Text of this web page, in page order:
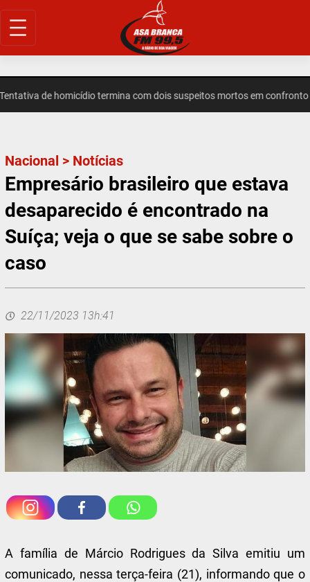
Pular
para
de homicídio termina com dois suspeitos mortos em confronto
Nacional > Notícias
Empresário brasileiro que estava
desaparecido é encontrado na
Suíça; veja o que se sabe sobre o
caso
22/11/2023 13h:41
A família de Márcio Rodrigues da Silva emitiu um
comunicado, nessa terça-feira (21), informando que o